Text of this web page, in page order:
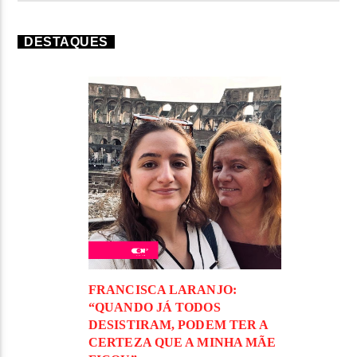
DESTAQUES
FRANCISCA LARANJO:
“QUANDO JÁ TODOS
DESISTIRAM, PODEM TER A
CERTEZA QUE A MINHA MÃE